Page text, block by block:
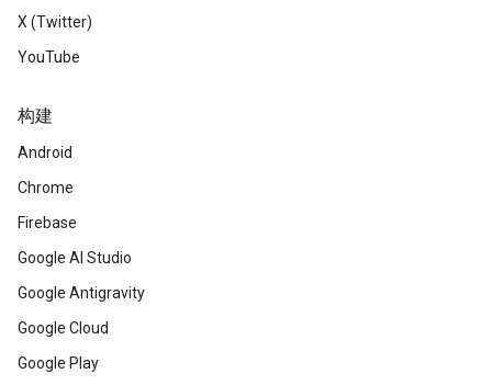
X (Twitter)
YouTube
构建
Android
Chrome
Firebase
Google AI Studio
Google Antigravity
Google Cloud
Google Play